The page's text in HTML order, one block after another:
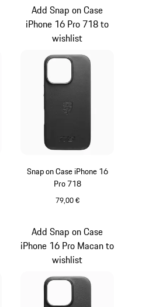
Snap on Case iPhone 16
Pro 718
79,00 €
Add Snap on Case
iPhone 16 Pro 718 to
wishlist
Add Snap on Case
iPhone 16 Pro Macan to
wishlist